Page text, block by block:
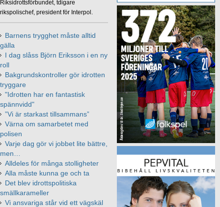
Riksidrottsförbundet, tdigare
rikspolischef, president för Interpol.
Barnens trygghet måste alltid
gälla
I dag slåss Björn Eriksson i en ny
roll
Bakgrundskontroller gör idrotten
tryggare
"Idrotten har en fantastisk
spännvidd"
”Vi är starkast tillsammans”
Värna om samarbetet med
polisen
Varje dag gör vi jobbet lite bättre,
men…
Alldeles för många stolligheter
Alla måste kunna ge och ta
Det blev idrottspolitiska
smällkarameller
Vi ansvariga står vid ett vägskäl